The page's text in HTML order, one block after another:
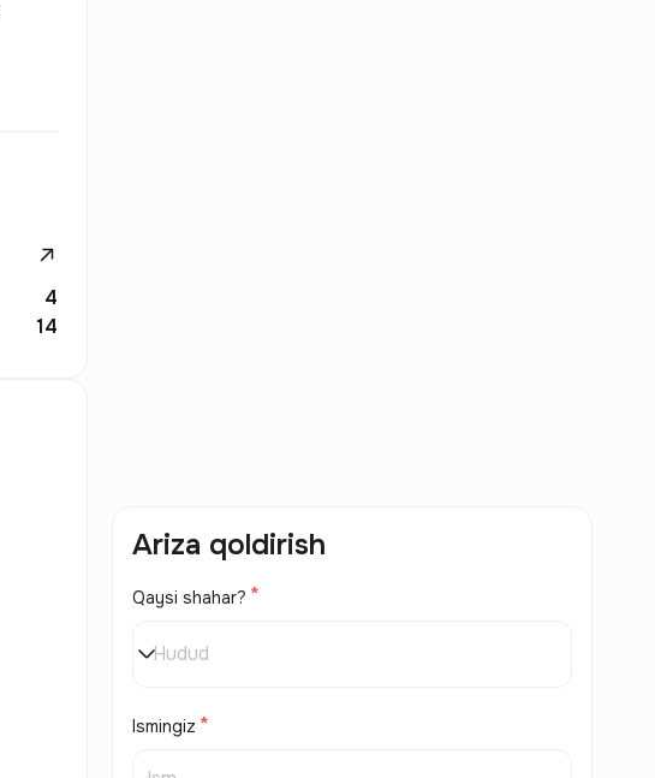
4
14
Ariza qoldirish
Qaysi shahar?
Hudud
Ismingiz